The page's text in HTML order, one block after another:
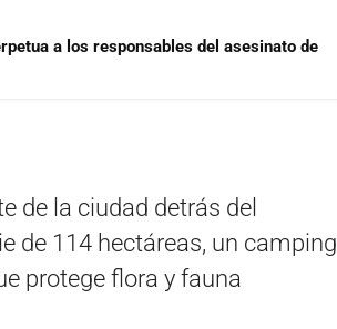
a los responsables del asesinato de
de la ciudad detrás del
de 114 hectáreas, un camping
protege flora y fauna